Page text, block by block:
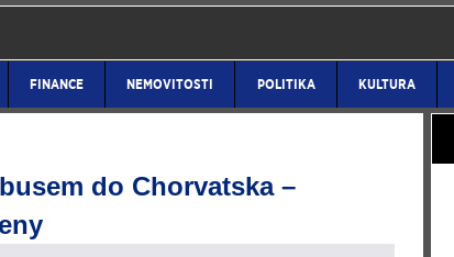
FINANCE NEMOVITOSTI POLITIKA KULTURA
do Chorvatska –